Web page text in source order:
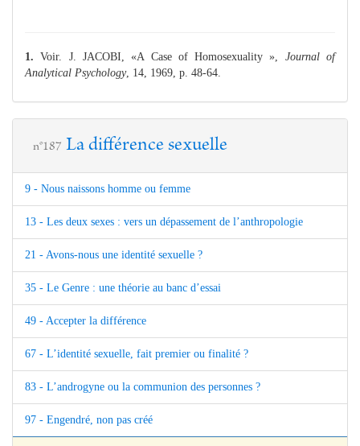
1.Voir. J. JACOBI, «A Case of Homosexuality », Journal of
Analytical Psychology, 14, 1969, p. 48-64.
n°187 La différence sexuelle
9 - Nous naissons homme ou femme
13 - Les deux sexes : vers un dépassement de l’anthropologie
21 - Avons-nous une identité sexuelle ?
35 - Le Genre : une théorie au banc d’essai
49 - Accepter la différence
67 - L’identité sexuelle, fait premier ou finalité ?
83 - L’androgyne ou la communion des personnes ?
97 - Engendré, non pas créé